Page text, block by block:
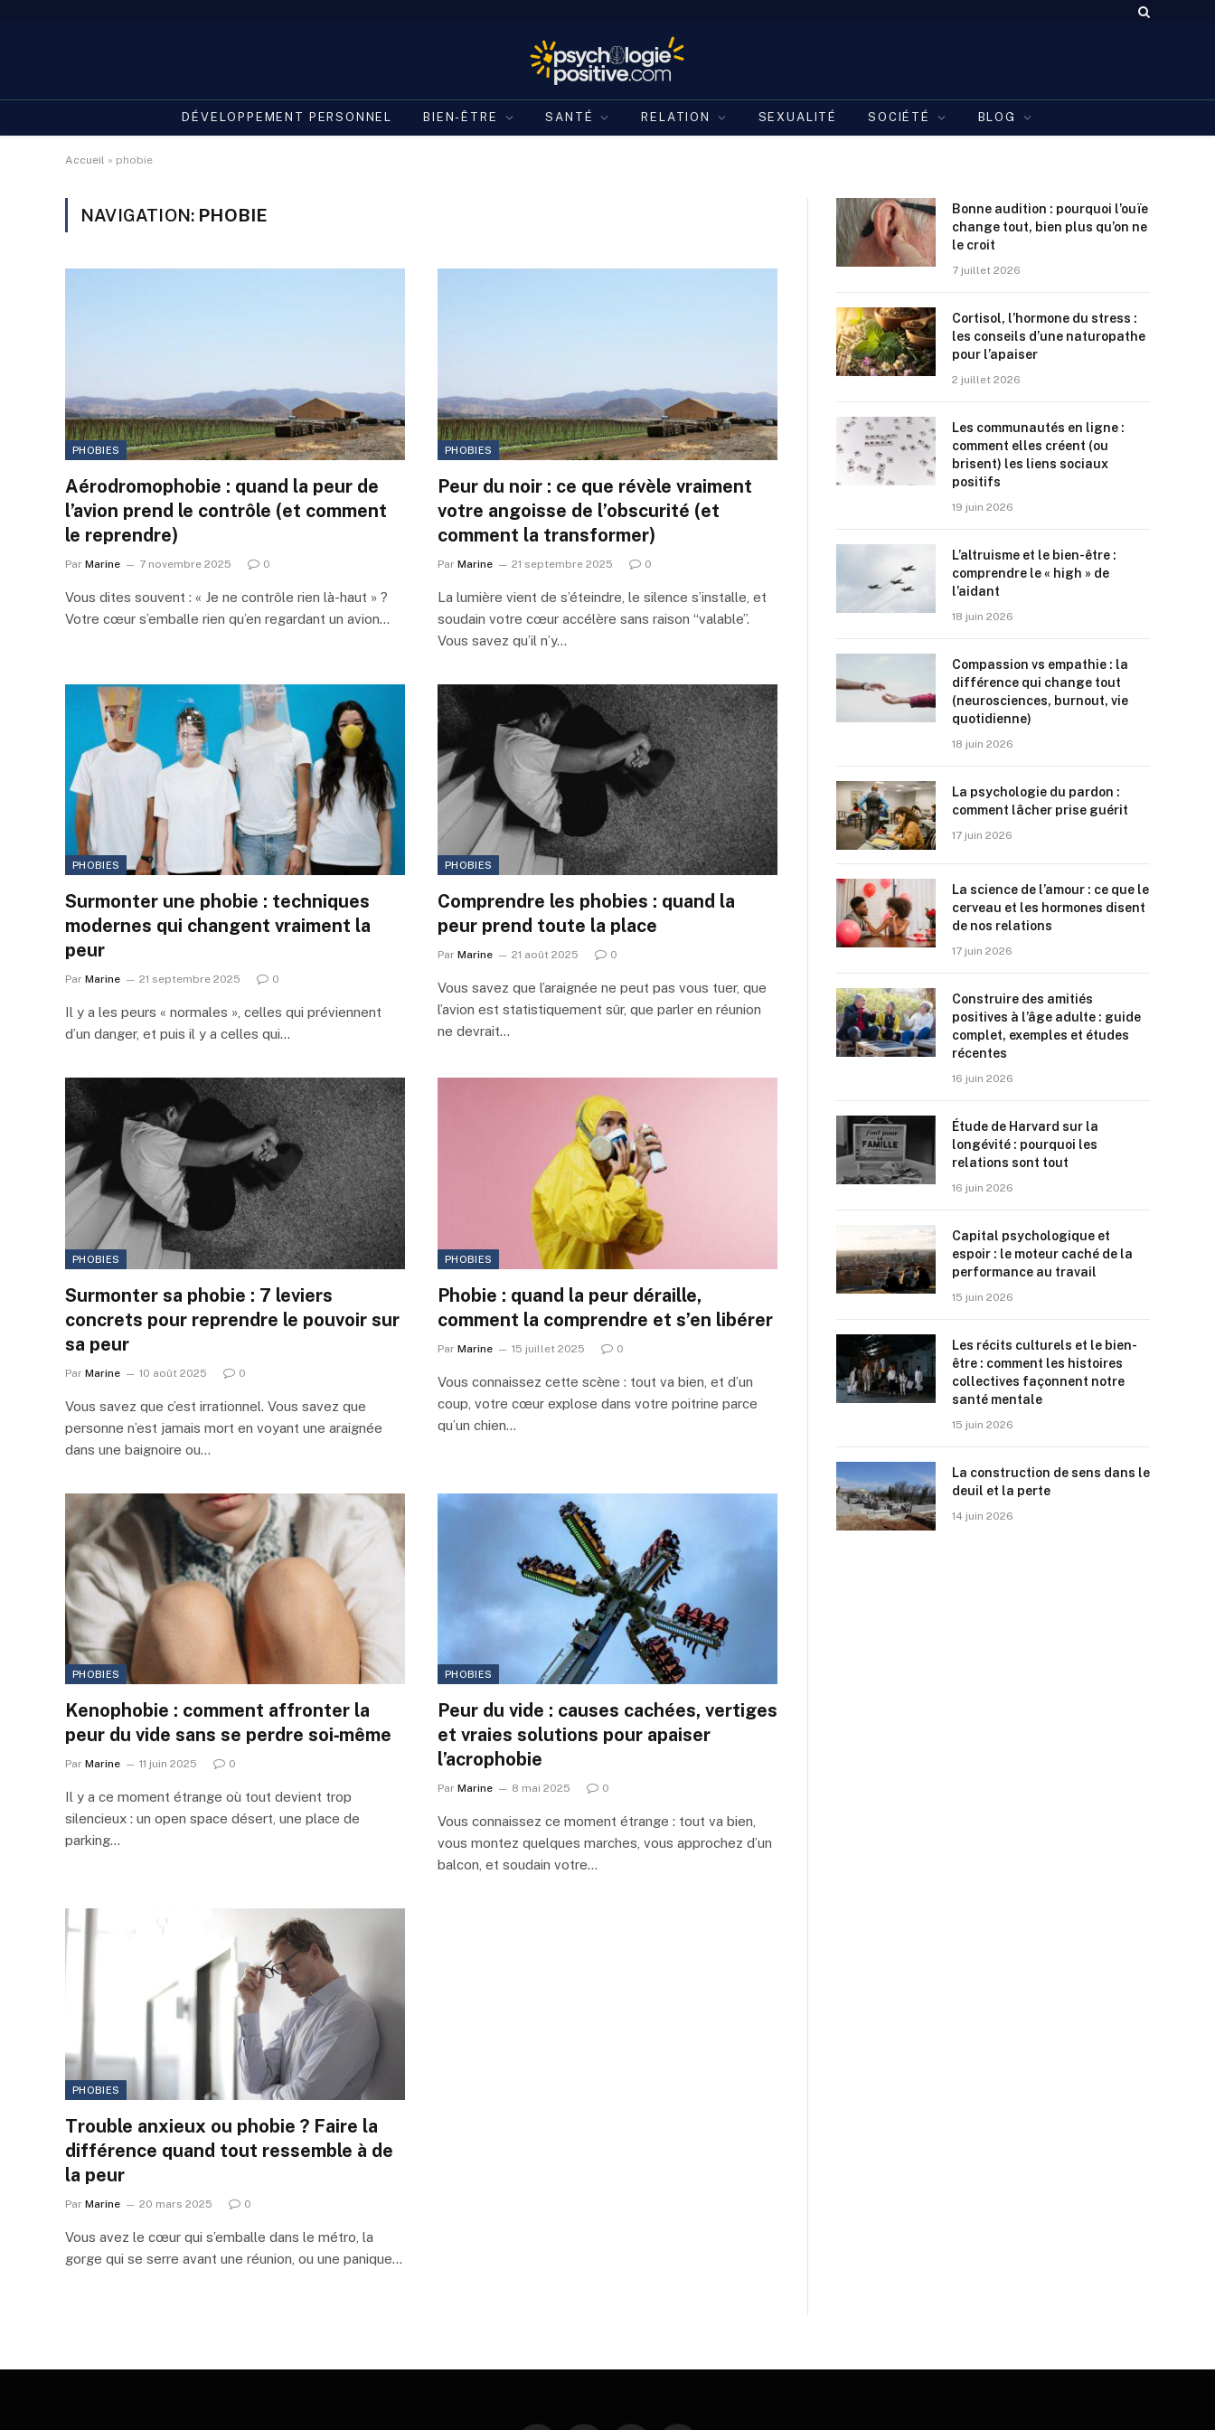
DÉVELOPPEMENT PERSONNEL BIEN-ÊTRE SANTÉ RELATION SEXUALITÉ SOCIÉTÉ BLOG
Accueil » phobie
NAVIGATION: PHOBIE
PHOBIES
Aérodromophobie : quand la peur de
l’avion prend le contrôle (et comment
le reprendre)
Par Marine 7 novembre 2025 0
Vous dites souvent : « Je ne contrôle rien là-haut » ?
Votre cœur s’emballe rien qu’en regardant un avion…
PHOBIES
Peur du noir : ce que révèle vraiment
votre angoisse de l’obscurité (et
comment la transformer)
Par Marine 21 septembre 2025 0
La lumière vient de s’éteindre, le silence s’installe, et
soudain votre cœur accélère sans raison “valable”.
Vous savez qu’il n’y…
PHOBIES
Surmonter une phobie : techniques
modernes qui changent vraiment la
peur
Par Marine 21 septembre 2025 0
Il y a les peurs « normales », celles qui préviennent
d’un danger, et puis il y a celles qui…
PHOBIES
Comprendre les phobies : quand la
peur prend toute la place
Par Marine 21 août 2025 0
Vous savez que l’araignée ne peut pas vous tuer, que
l’avion est statistiquement sûr, que parler en réunion
ne devrait…
PHOBIES
Surmonter sa phobie : 7 leviers
concrets pour reprendre le pouvoir sur
sa peur
Par Marine 10 août 2025 0
Vous savez que c’est irrationnel. Vous savez que
personne n’est jamais mort en voyant une araignée
dans une baignoire ou…
PHOBIES
Phobie : quand la peur déraille,
comment la comprendre et s’en libérer
Par Marine 15 juillet 2025 0
Vous connaissez cette scène : tout va bien, et d’un
coup, votre cœur explose dans votre poitrine parce
qu’un chien…
PHOBIES
Kenophobie : comment affronter la
peur du vide sans se perdre soi‑même
Par Marine 11 juin 2025 0
Il y a ce moment étrange où tout devient trop
silencieux : un open space désert, une place de
parking…
PHOBIES
Peur du vide : causes cachées, vertiges
et vraies solutions pour apaiser
l’acrophobie
Par Marine 8 mai 2025 0
Vous connaissez ce moment étrange : tout va bien,
vous montez quelques marches, vous approchez d’un
balcon, et soudain votre…
PHOBIES
Trouble anxieux ou phobie ? Faire la
différence quand tout ressemble à de
la peur
Par Marine 20 mars 2025 0
Vous avez le cœur qui s’emballe dans le métro, la
gorge qui se serre avant une réunion, ou une panique…
Bonne audition : pourquoi l’ouïe
change tout, bien plus qu’on ne
le croit
7 juillet 2026
Cortisol, l’hormone du stress :
les conseils d’une naturopathe
pour l’apaiser
2 juillet 2026
Les communautés en ligne :
comment elles créent (ou
brisent) les liens sociaux
positifs
19 juin 2026
L’altruisme et le bien-être :
comprendre le « high » de
l’aidant
18 juin 2026
Compassion vs empathie : la
différence qui change tout
(neurosciences, burnout, vie
quotidienne)
18 juin 2026
La psychologie du pardon :
comment lâcher prise guérit
17 juin 2026
La science de l’amour : ce que le
cerveau et les hormones disent
de nos relations
17 juin 2026
Construire des amitiés
positives à l’âge adulte : guide
complet, exemples et études
récentes
16 juin 2026
Étude de Harvard sur la
longévité : pourquoi les
relations sont tout
16 juin 2026
Capital psychologique et
espoir : le moteur caché de la
performance au travail
15 juin 2026
Les récits culturels et le bien-
être : comment les histoires
collectives façonnent notre
santé mentale
15 juin 2026
La construction de sens dans le
deuil et la perte
14 juin 2026